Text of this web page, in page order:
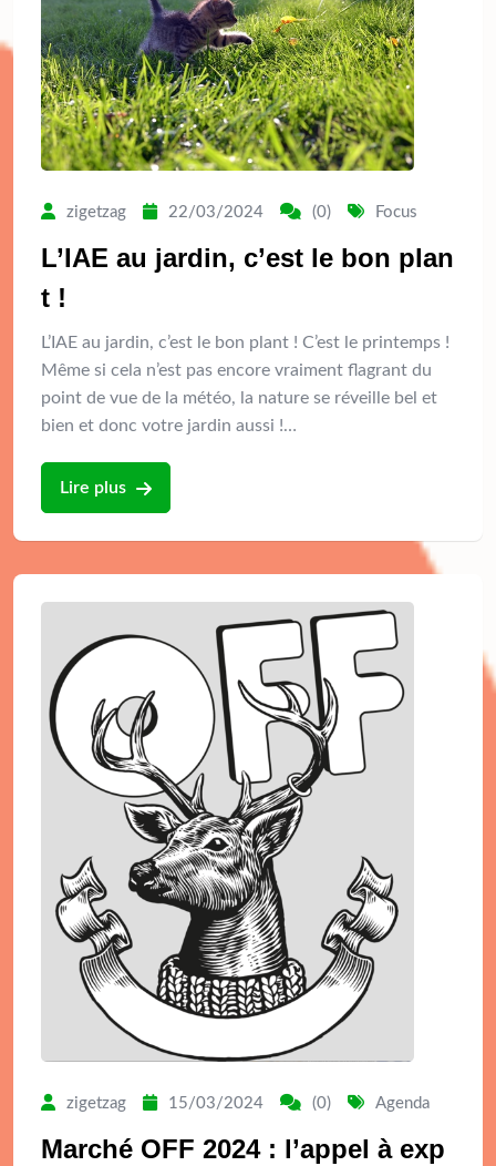
zigetzag 22/03/2024 (0) Focus
L’IAE au jardin, c’est le bon plan
t !
L’IAE au jardin, c’est le bon plant ! C’est le printemps !
Même si cela n’est pas encore vraiment flagrant du
point de vue de la météo, la nature se réveille bel et
bien et donc votre jardin aussi !…
Lire plus
zigetzag 15/03/2024 (0) Agenda
Marché OFF 2024 : l’appel à exp